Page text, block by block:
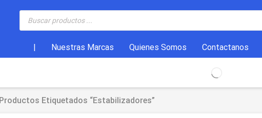
Nuestras Marcas Quienes Somos Contactanos
Productos Etiquetados “estabilizadores”